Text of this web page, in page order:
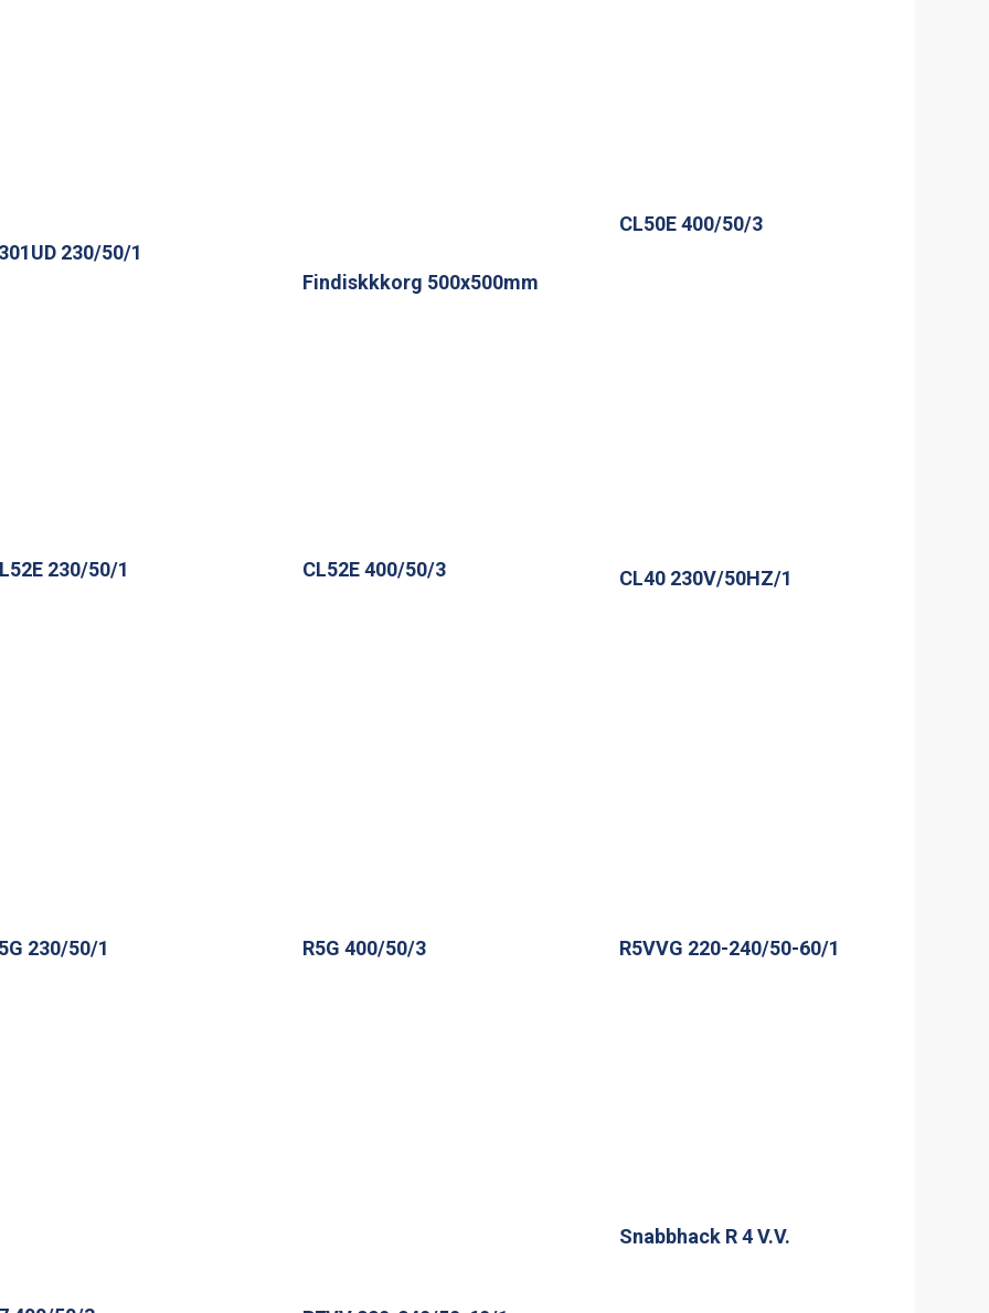
230/50/1
Findiskkkorg 500x500mm
CL50E 400/50/3
230/50/1 CL52E 400/50/3 CL40 230V/50HZ/1
230/50/1 R5G 400/50/3 R5VVG 220-240/50-60/1
Snabbhack R 4 V.V.